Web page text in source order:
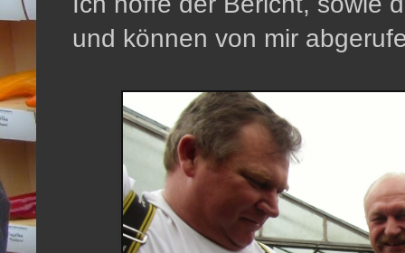
und können von mir